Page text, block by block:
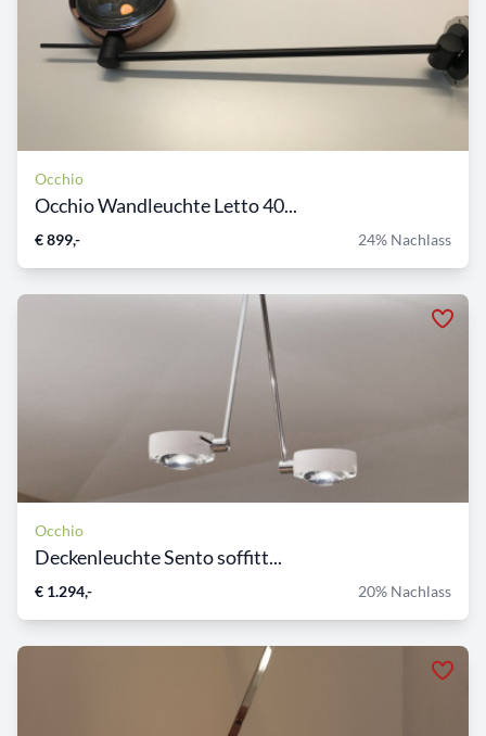
Occhio
Occhio Wandleuchte Letto 40...
€ 899,- 24% Nachlass
Occhio
Deckenleuchte Sento soffitt...
€ 1.294,- 20% Nachlass